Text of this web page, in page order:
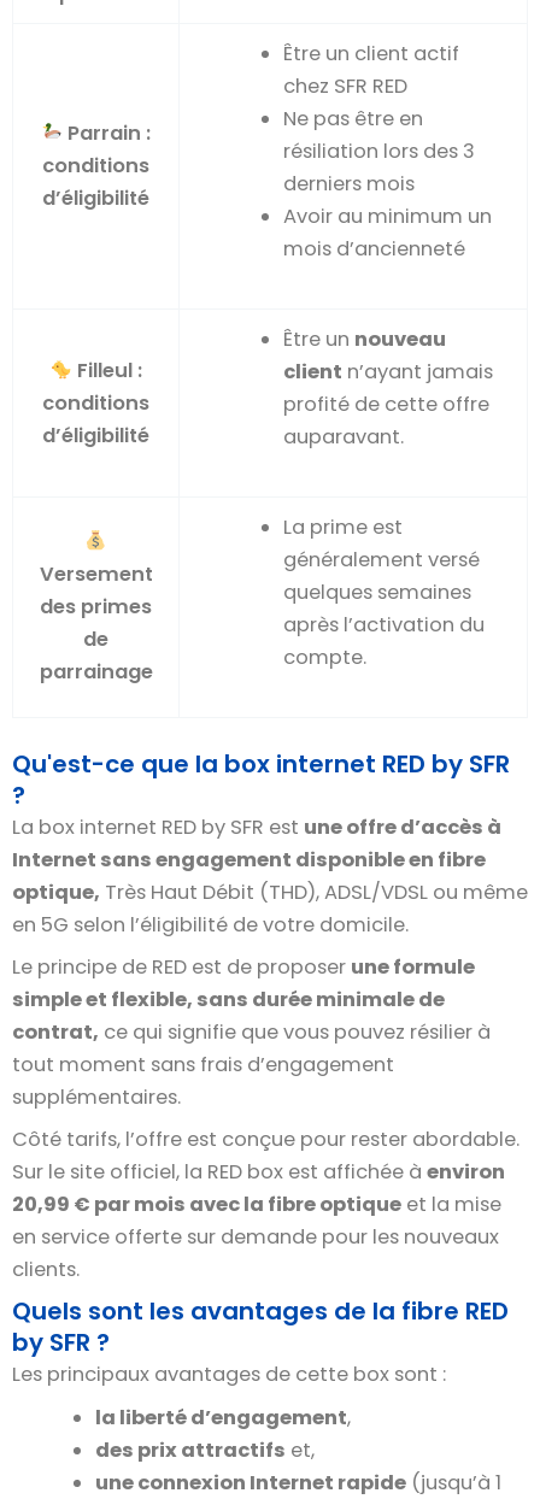
Parrain :
conditions
d’éligibilité
Être un client actif
chez SFR RED
Ne pas être en
résiliation lors des 3
derniers mois
Avoir au minimum un
mois d’ancienneté
Filleul :
conditions
d’éligibilité
Être un nouveau
client n’ayant jamais
profité de cette offre
auparavant.
Versement
des primes
de
parrainage
La prime est
généralement versé
quelques semaines
après l’activation du
compte.
Qu'est-ce que la box internet RED by SFR
?
La box internet RED by SFR est une offre d’accès à
Internet sans engagement disponible en fibre
optique, Très Haut Débit (THD), ADSL/VDSL ou même
en 5G selon l’éligibilité de votre domicile.
Le principe de RED est de proposer une formule
simple et flexible, sans durée minimale de
contrat, ce qui signifie que vous pouvez résilier à
tout moment sans frais d’engagement
supplémentaires.
Côté tarifs, l’offre est conçue pour rester abordable.
Sur le site officiel, la RED box est affichée à environ
20,99 € par mois avec la fibre optique et la mise
en service offerte sur demande pour les nouveaux
clients.
Quels sont les avantages de la fibre RED
by SFR ?
Les principaux avantages de cette box sont :
la liberté d’engagement,
des prix attractifs et,
une connexion Internet rapide (jusqu’à 1